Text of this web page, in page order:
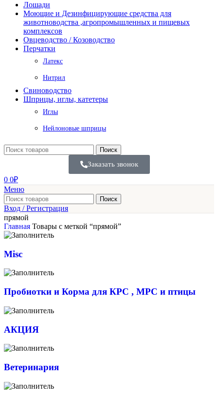
Лошади
Моющие и Дезинфицирующие средства для
животноводства ,агропромышленных и пищевых
комплексов
Овцеводство / Козоводство
Перчатки
Латекс
Нитрил
Свиноводство
Шприцы, иглы, катетеры
Иглы
Нейлоновые шприцы
Поиск
Заказать звонок
0 0₽
Меню
Поиск
Вход / Регистрация
прямой
Главная Товары с меткой “прямой”
Misc
Пробиотки и Корма для КРС , МРС и птицы
АКЦИЯ
Ветеринария